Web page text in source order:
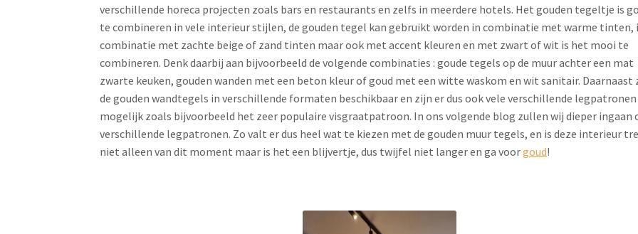
verschillende horeca projecten zoals bars en restaurants en zelfs in meerdere hotels. Het gouden tegeltje is
te combineren in vele interieur stijlen, de gouden tegel kan gebruikt worden in combinatie met warme tinten,
combinatie met zachte beige of zand tinten maar ook met accent kleuren en met zwart of wit is het mooi te
combineren. Denk daarbij aan bijvoorbeeld de volgende combinaties : goude tegels op de muur achter een mat
zwarte keuken, gouden wanden met een beton kleur of goud met een witte waskom en wit sanitair. Daarnaast
de gouden wandtegels in verschillende formaten beschikbaar en zijn er dus ook vele verschillende legpatronen
mogelijk zoals bijvoorbeeld het zeer populaire visgraatpatroon. In ons volgende blog zullen wij dieper ingaan
verschillende legpatronen. Zo valt er dus heel wat te kiezen met de gouden muur tegels, en is deze interieur
niet alleen van dit moment maar is het een blijvertje, dus twijfel niet langer en ga voorgoud!